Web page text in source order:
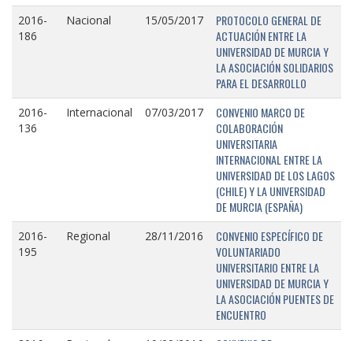
2016-
186
Nacional 15/05/2017
PROTOCOLO GENERAL DE
ACTUACIÓN ENTRE LA
UNIVERSIDAD DE MURCIA Y
LA ASOCIACIÓN SOLIDARIOS
PARA EL DESARROLLO
2016-
136
Internacional 07/03/2017
CONVENIO MARCO DE
COLABORACIÓN
UNIVERSITARIA
INTERNACIONAL ENTRE LA
UNIVERSIDAD DE LOS LAGOS
(CHILE) Y LA UNIVERSIDAD
DE MURCIA (ESPAÑA)
2016-
195
Regional 28/11/2016
CONVENIO ESPECÍFICO DE
VOLUNTARIADO
UNIVERSITARIO ENTRE LA
UNIVERSIDAD DE MURCIA Y
LA ASOCIACIÓN PUENTES DE
ENCUENTRO